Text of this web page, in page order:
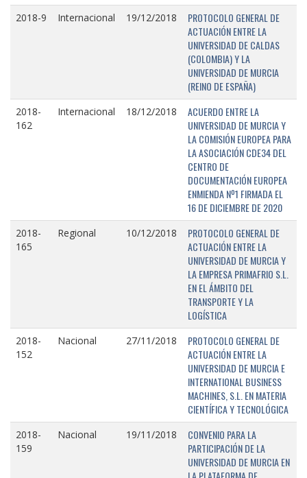
2018-9 Internacional 19/12/2018
PROTOCOLO GENERAL DE
ACTUACIÓN ENTRE LA
UNIVERSIDAD DE CALDAS
(COLOMBIA) Y LA
UNIVERSIDAD DE MURCIA
(REINO DE ESPAÑA)
2018-
162
Internacional 18/12/2018
ACUERDO ENTRE LA
UNIVERSIDAD DE MURCIA Y
LA COMISIÓN EUROPEA PARA
LA ASOCIACIÓN CDE34 DEL
CENTRO DE
DOCUMENTACIÓN EUROPEA
ENMIENDA Nº1 FIRMADA EL
16 DE DICIEMBRE DE 2020
2018-
165
Regional 10/12/2018
PROTOCOLO GENERAL DE
ACTUACIÓN ENTRE LA
UNIVERSIDAD DE MURCIA Y
LA EMPRESA PRIMAFRIO S.L.
EN EL ÁMBITO DEL
TRANSPORTE Y LA
LOGÍSTICA
2018-
152
Nacional 27/11/2018
PROTOCOLO GENERAL DE
ACTUACIÓN ENTRE LA
UNIVERSIDAD DE MURCIA E
INTERNATIONAL BUSINESS
MACHINES, S.L. EN MATERIA
CIENTÍFICA Y TECNOLÓGICA
2018-
159
Nacional 19/11/2018
CONVENIO PARA LA
PARTICIPACIÓN DE LA
UNIVERSIDAD DE MURCIA EN